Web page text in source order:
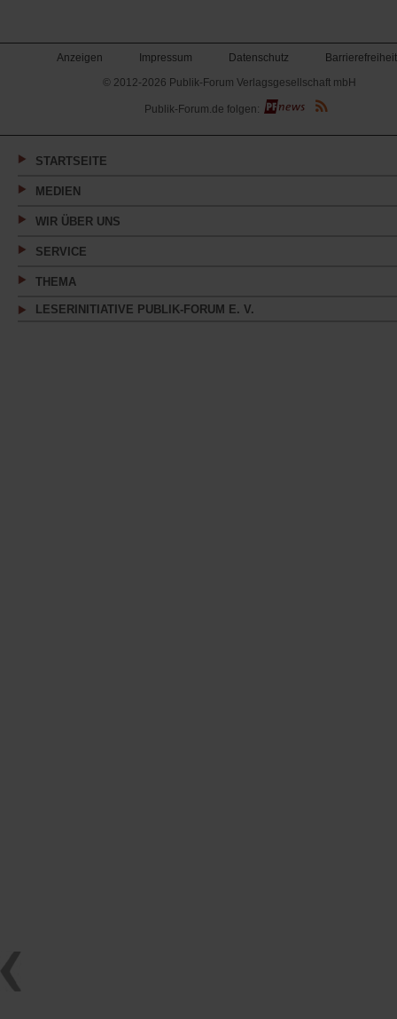
Anzeigen Impressum Datenschutz
Barrierefreiheit
© 2012-2026 Publik-Forum Verlagsgesellschaft mbH
(Öffnet
in
neuen
Publik-Forum.de folgen:
STARTSEITE
MEDIEN
WIR ÜBER UNS
SERVICE
THEMA
LESERINITIATIVE PUBLIK-FORUM E. V.